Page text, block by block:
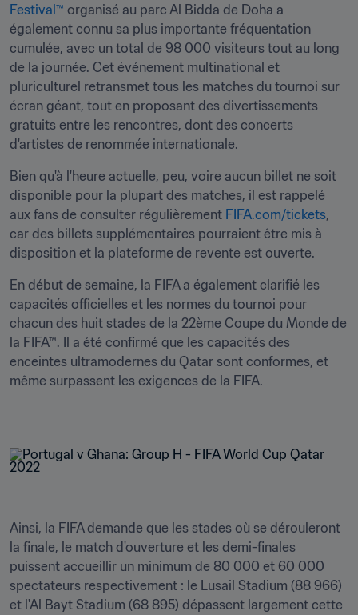
Festival™ organisé au parc Al Bidda de Doha a
également connu sa plus importante fréquentation
cumulée, avec un total de 98 000 visiteurs tout au long
de la journée. Cet événement multinational et
pluriculturel retransmet tous les matches du tournoi sur
écran géant, tout en proposant des divertissements
gratuits entre les rencontres, dont des concerts
d'artistes de renommée internationale.
Bien qu'à l'heure actuelle, peu, voire aucun billet ne soit
disponible pour la plupart des matches, il est rappelé
aux fans de consulter régulièrement FIFA.com/tickets,
car des billets supplémentaires pourraient être mis à
disposition et la plateforme de revente est ouverte.
En début de semaine, la FIFA a également clarifié les
capacités officielles et les normes du tournoi pour
chacun des huit stades de la 22ème Coupe du Monde de
la FIFA™. Il a été confirmé que les capacités des
enceintes ultramodernes du Qatar sont conformes, et
même surpassent les exigences de la FIFA.
Ainsi, la FIFA demande que les stades où se dérouleront
la finale, le match d'ouverture et les demi-finales
puissent accueillir un minimum de 80 000 et 60 000
spectateurs respectivement : le Lusail Stadium (88 966)
et l'Al Bayt Stadium (68 895) dépassent largement cette